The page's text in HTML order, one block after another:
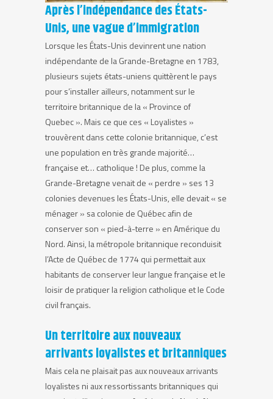
Après l’indépendance des États-
Unis, une vague d’immigration
Lorsque les États-Unis devinrent une nation
indépendante de la Grande-Bretagne en 1783,
plusieurs sujets états-uniens quittèrent le pays
pour s’installer ailleurs, notamment sur le
territoire britannique de la « Province of
Quebec ». Mais ce que ces « Loyalistes »
trouvèrent dans cette colonie britannique, c’est
une population en très grande majorité…
française et… catholique ! De plus, comme la
Grande-Bretagne venait de « perdre » ses 13
colonies devenues les États-Unis, elle devait « se
ménager » sa colonie de Québec afin de
conserver son « pied-à-terre » en Amérique du
Nord. Ainsi, la métropole britannique reconduisit
l’Acte de Québec de 1774 qui permettait aux
habitants de conserver leur langue française et le
loisir de pratiquer la religion catholique et le Code
civil français.
Un territoire aux nouveaux
arrivants loyalistes et britanniques
Mais cela ne plaisait pas aux nouveaux arrivants
loyalistes ni aux ressortissants britanniques qui